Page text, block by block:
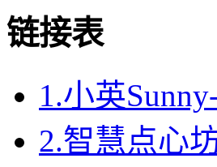
链接表
1.小英
2.智慧点心